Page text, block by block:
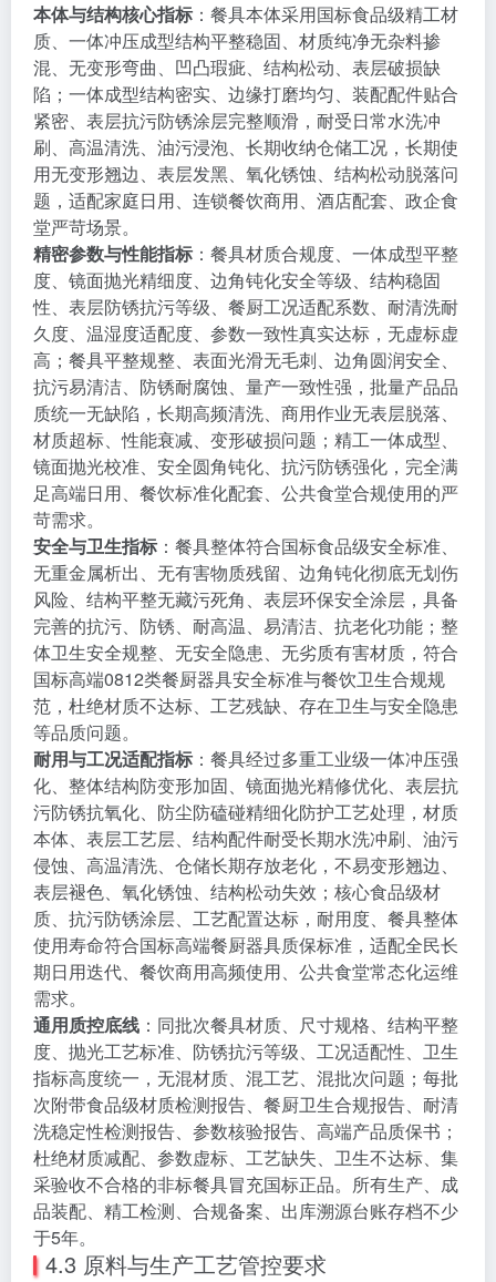
本体与结构核心指标 ：餐具本体采用国标食品级精工材
质、一体冲压成型结构平整稳固、材质纯净无杂料掺
混、无变形弯曲、凹凸瑕疵、结构松动、表层破损缺
陷；一体成型结构密实、边缘打磨均匀、装配配件贴合
紧密、表层抗污防锈涂层完整顺滑，耐受日常水洗冲
刷、高温清洗、油污浸泡、长期收纳仓储工况，长期使
用无变形翘边、表层发黑、氧化锈蚀、结构松动脱落问
题，适配家庭日用、连锁餐饮商用、酒店配套、政企食
堂严苛场景。
精密参数与性能指标 ：餐具材质合规度、一体成型平整
度、镜面抛光精细度、边角钝化安全等级、结构稳固
性、表层防锈抗污等级、餐厨工况适配系数、耐清洗耐
久度、温湿度适配度、参数一致性真实达标，无虚标虚
高；餐具平整规整、表面光滑无毛刺、边角圆润安全、
抗污易清洁、防锈耐腐蚀、量产一致性强，批量产品品
质统一无缺陷，长期高频清洗、商用作业无表层脱落、
材质超标、性能衰减、变形破损问题；精工一体成型、
镜面抛光校准、安全圆角钝化、抗污防锈强化，完全满
足高端日用、餐饮标准化配套、公共食堂合规使用的严
苛需求。
安全与卫生指标 ：餐具整体符合国标食品级安全标准、
无重金属析出、无有害物质残留、边角钝化彻底无划伤
风险、结构平整无藏污死角、表层环保安全涂层，具备
完善的抗污、防锈、耐高温、易清洁、抗老化功能；整
体卫生安全规整、无安全隐患、无劣质有害材质，符合
国标高端0812类餐厨器具安全标准与餐饮卫生合规规
范，杜绝材质不达标、工艺残缺、存在卫生与安全隐患
等品质问题。
耐用与工况适配指标 ：餐具经过多重工业级一体冲压强
化、整体结构防变形加固、镜面抛光精修优化、表层抗
污防锈抗氧化、防尘防磕碰精细化防护工艺处理，材质
本体、表层工艺层、结构配件耐受长期水洗冲刷、油污
侵蚀、高温清洗、仓储长期存放老化，不易变形翘边、
表层褪色、氧化锈蚀、结构松动失效；核心食品级材
质、抗污防锈涂层、工艺配置达标，耐用度、餐具整体
使用寿命符合国标高端餐厨器具质保标准，适配全民长
期日用迭代、餐饮商用高频使用、公共食堂常态化运维
需求。
通用质控底线 ：同批次餐具材质、尺寸规格、结构平整
度、抛光工艺标准、防锈抗污等级、工况适配性、卫生
指标高度统一，无混材质、混工艺、混批次问题；每批
次附带食品级材质检测报告、餐厨卫生合规报告、耐清
洗稳定性检测报告、参数核验报告、高端产品质保书；
杜绝材质减配、参数虚标、工艺缺失、卫生不达标、集
采验收不合格的非标餐具冒充国标正品。所有生产、成
品装配、精工检测、合规备案、出库溯源台账存档不少
于5年。
4.3 原料与生产工艺管控要求